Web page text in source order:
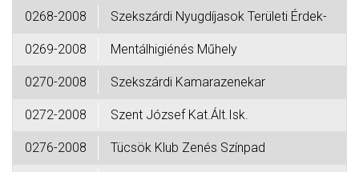
0268-2008 Szekszárdi Nyugdíjasok Területi Érdek-
0269-2008 Mentálhigiénés Műhely
0270-2008 Szekszárdi Kamarazenekar
0272-2008 Szent József Kat.Ált.Isk.
0276-2008 Tücsök Klub Zenés Színpad